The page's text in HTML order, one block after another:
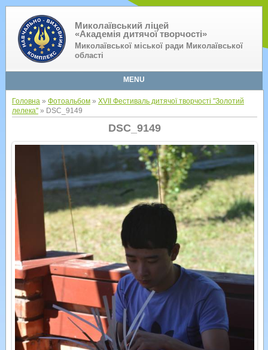
Миколаївський ліцей
«Академія дитячої творчості»
Миколаївської міської ради Миколаївської
області
MENU
Головна» Фотоальбом» XVII Фестиваль дитячої творчості "Золотий
лелека"» DSC_9149
DSC_9149